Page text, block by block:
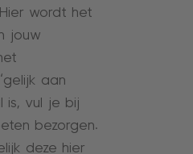
wordt het
jouw
aan
is, vul je bij
bezorgen.
deze hier